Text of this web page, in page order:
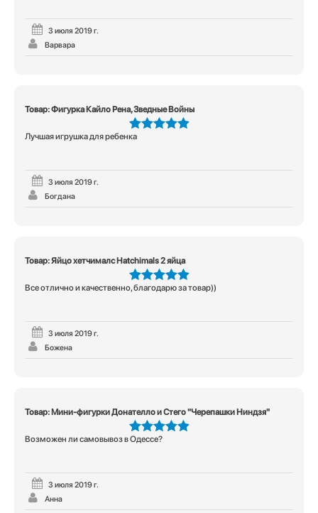
3 июля 2019 г.
Варвара
Товар: Фигурка Кайло Рена, Зведные Войны
5из 5
Лучшая игрушка для ребенка
3 июля 2019 г.
Богдана
Товар: Яйцо хетчималс Hatchimals 2 яйца
5из 5
Все отлично и качественно, благодарю за товар))
3 июля 2019 г.
Божена
Товар: Мини-фигурки Донателло и Стего "Черепашки Ниндзя"
5из 5
Возможен ли самовывоз в Одессе?
3 июля 2019 г.
Анна